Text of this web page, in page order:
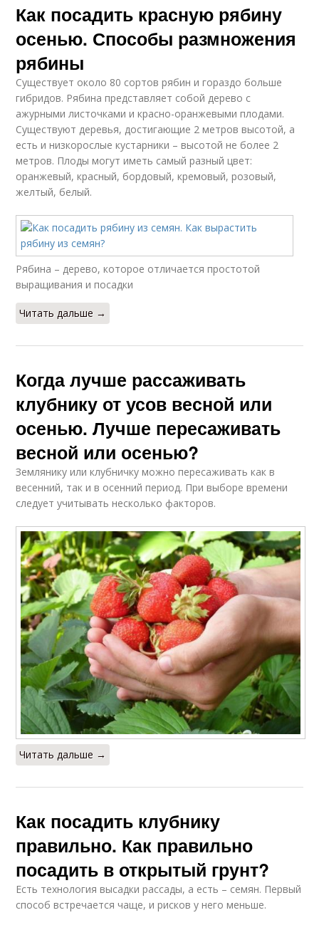
Как посадить красную рябину
осенью. Способы размножения
рябины
Существует около 80 сортов рябин и гораздо больше
гибридов. Рябина представляет собой дерево с
ажурными листочками и красно-оранжевыми плодами.
Существуют деревья, достигающие 2 метров высотой, а
есть и низкорослые кустарники – высотой не более 2
метров. Плоды могут иметь самый разный цвет:
оранжевый, красный, бордовый, кремовый, розовый,
желтый, белый.
Рябина – дерево, которое отличается простотой
выращивания и посадки
Читать дальше →
Когда лучше рассаживать
клубнику от усов весной или
осенью. Лучше пересаживать
весной или осенью?
Землянику или клубничку можно пересаживать как в
весенний, так и в осенний период. При выборе времени
следует учитывать несколько факторов.
Читать дальше →
Как посадить клубнику
правильно. Как правильно
посадить в открытый грунт?
Есть технология высадки рассады, а есть – семян. Первый
способ встречается чаще, и рисков у него меньше.